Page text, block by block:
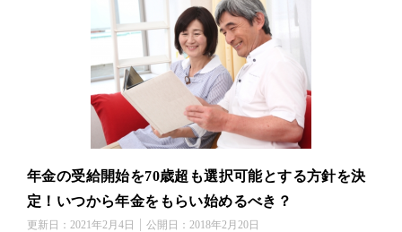
年金の受給開始を70歳超も選択可能とする方針を決
定！いつから年金をもらい始めるべき？
更新日： 2021年2月4日 公開日： 2018年2月20日